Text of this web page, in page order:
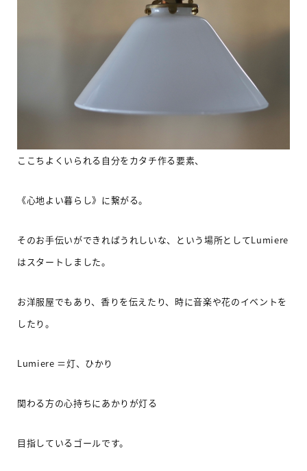
ここちよくいられる自分をカタチ作る要素、
《心地よい暮らし》に繋がる。
そのお手伝いができればうれしいな、という場所としてLumiere
はスタートしました。
お洋服屋でもあり、香りを伝えたり、時に音楽や花のイベントを
したり。
Lumiere ＝灯、ひかり
関わる方の心持ちにあかりが灯る
目指しているゴールです。